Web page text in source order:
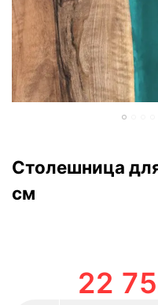
Столешница
см
22